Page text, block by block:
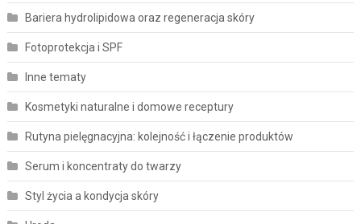
Bariera hydrolipidowa oraz regeneracja skóry
Fotoprotekcja i SPF
Inne tematy
Kosmetyki naturalne i domowe receptury
Rutyna pielęgnacyjna: kolejność i łączenie produktów
Serum i koncentraty do twarzy
Styl życia a kondycja skóry